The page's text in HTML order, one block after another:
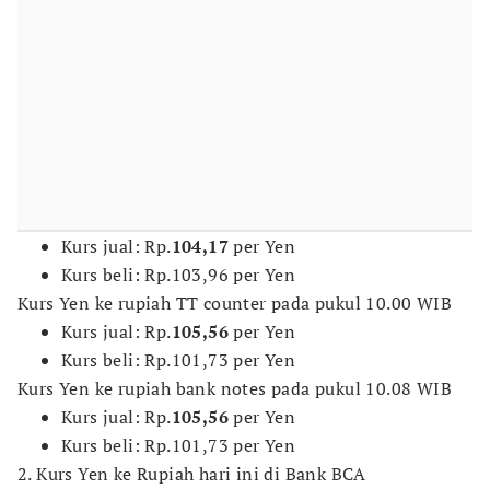
Kurs jual: Rp.104,17per Yen
Kurs beli: Rp.103,96 per Yen
Kurs Yen ke rupiah TT counter pada pukul 10.00 WIB
Kurs jual: Rp.105,56per Yen
Kurs beli: Rp.101,73 per Yen
Kurs Yen ke rupiah bank notes pada pukul 10.08 WIB
Kurs jual: Rp.105,56per Yen
Kurs beli: Rp.101,73 per Yen
2. Kurs Yen ke Rupiah hari ini di Bank BCA